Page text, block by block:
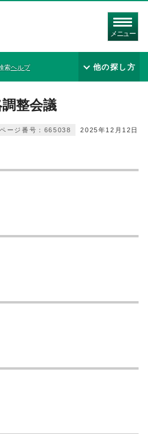
メニュー
索ヘルプ 他の探し方
整会議
2025年12月12日
ページ番号：665038